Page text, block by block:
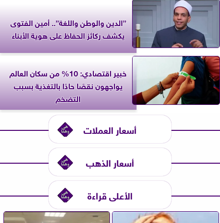
”الدين والوطن واللغة”.. أمين الفتوى
يكشف ركائز الحفاظ على هوية الأبناء
خبير اقتصادي: 10% من سكان العالم
يواجهون نقصًا حادًا بالتغذية بسبب
التضخم
أسعار العملات
أسعار الذهب
الأعلى قراءة